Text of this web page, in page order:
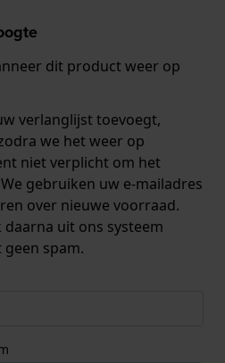
dit product weer op
verlanglijst toevoegt,
we het weer op
niet verplicht om het
gebruiken uw e-mailadres
over nieuwe voorraad.
uit ons systeem
spam.